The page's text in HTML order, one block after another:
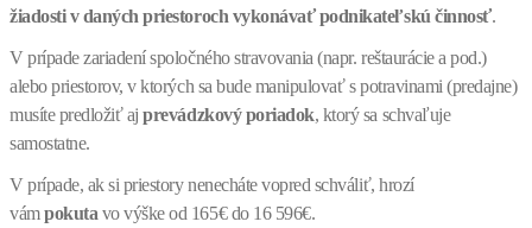
žiadosti v daných priestoroch vykonávať podnikateľskú činnosť.
V prípade zariadení spoločného stravovania (napr. reštaurácie a pod.)
alebo priestorov, v ktorých sa bude manipulovať s potravinami (predajne)
musíte predložiť ajprevádzkový poriadok, ktorý sa schvaľuje
samostatne.
V prípade, ak si priestory nenecháte vopred schváliť, hrozí
vámpokuta vo výške od 165€ do 16 596€.